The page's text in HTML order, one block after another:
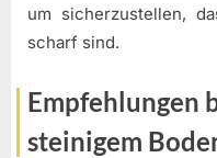
um sicherzustellen,
scharf sind.
Empfehlungen
steinigem